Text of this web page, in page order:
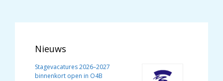
Nieuws
Stagevacatures 2026–2027
binnenkort open in O4B